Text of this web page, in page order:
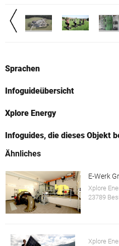
Sprachen
Infoguideübersicht
Xplore Energy
Infoguides, die dieses Objekt
Ähnliches
E-Werk
Xplore
23789
Xplore